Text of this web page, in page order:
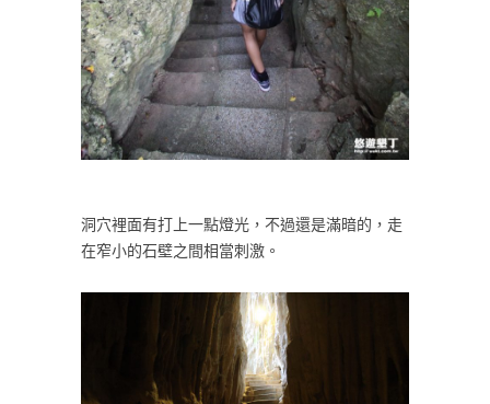
洞穴裡面有打上一點燈光，不過還是滿暗的，走
在窄小的石壁之間相當刺激。